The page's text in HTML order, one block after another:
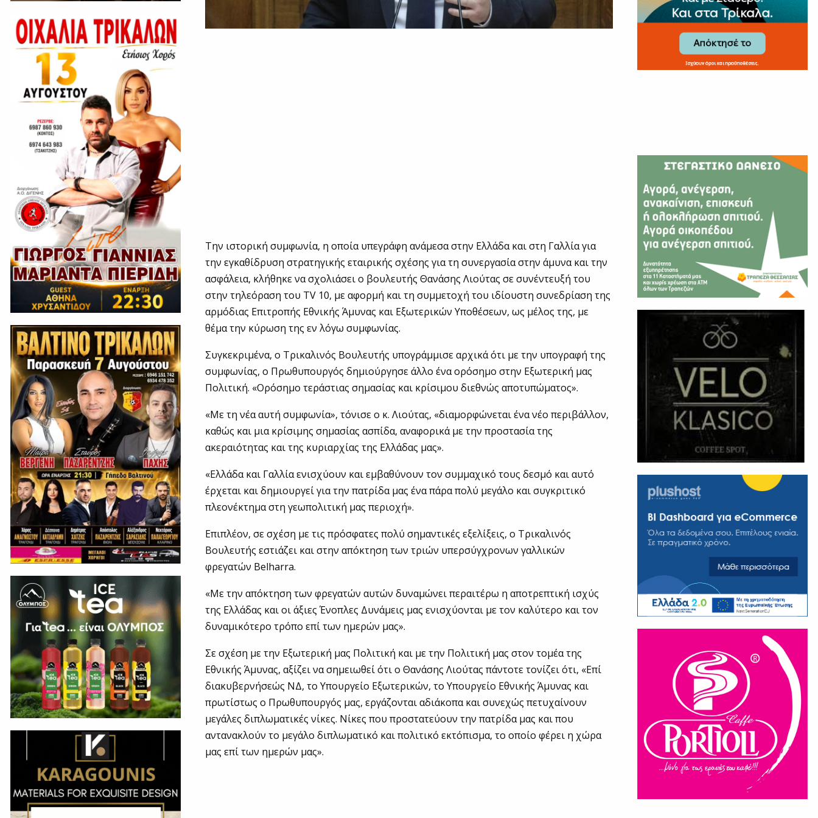
Την ιστορική συμφωνία, η οποία υπεγράφη ανάμεσα στην Ελλάδα και στη Γαλλία για
την εγκαθίδρυση στρατηγικής εταιρικής σχέσης για τη συνεργασία στην άμυνα και την
ασφάλεια, κλήθηκε να σχολιάσει ο βουλευτής Θανάσης Λιούτας σε συνέντευξή του
στην τηλεόραση του TV 10, με αφορμή και τη συμμετοχή του ιδίουστη συνεδρίαση της
αρμόδιας Επιτροπής Εθνικής Άμυνας και Εξωτερικών Υποθέσεων, ως μέλος της, με
θέμα την κύρωση της εν λόγω συμφωνίας.
Συγκεκριμένα, ο Τρικαλινός Βουλευτής υπογράμμισε αρχικά ότι με την υπογραφή της
συμφωνίας, ο Πρωθυπουργός δημιούργησε άλλο ένα ορόσημο στην Εξωτερική μας
Πολιτική. «Ορόσημο τεράστιας σημασίας και κρίσιμου διεθνώς αποτυπώματος».
«Με τη νέα αυτή συμφωνία», τόνισε ο κ. Λιούτας, «διαμορφώνεται ένα νέο περιβάλλον,
καθώς και μια κρίσιμης σημασίας ασπίδα, αναφορικά με την προστασία της
ακεραιότητας και της κυριαρχίας της Ελλάδας μας».
«Ελλάδα και Γαλλία ενισχύουν και εμβαθύνουν τον συμμαχικό τους δεσμό και αυτό
έρχεται και δημιουργεί για την πατρίδα μας ένα πάρα πολύ μεγάλο και συγκριτικό
πλεονέκτημα στη γεωπολιτική μας περιοχή».
Επιπλέον, σε σχέση με τις πρόσφατες πολύ σημαντικές εξελίξεις, ο Τρικαλινός
Βουλευτής εστιάζει και στην απόκτηση των τριών υπερσύγχρονων γαλλικών
φρεγατών Belharra.
«Με την απόκτηση των φρεγατών αυτών δυναμώνει περαιτέρω η αποτρεπτική ισχύς
της Ελλάδας και οι άξιες Ένοπλες Δυνάμεις μας ενισχύονται με τον καλύτερο και τον
δυναμικότερο τρόπο επί των ημερών μας».
Σε σχέση με την Εξωτερική μας Πολιτική και με την Πολιτική μας στον τομέα της
Εθνικής Άμυνας, αξίζει να σημειωθεί ότι ο Θανάσης Λιούτας πάντοτε τονίζει ότι, «Επί
διακυβερνήσεώς ΝΔ, το Υπουργείο Εξωτερικών, το Υπουργείο Εθνικής Άμυνας και
πρωτίστως ο Πρωθυπουργός μας, εργάζονται αδιάκοπα και συνεχώς πετυχαίνουν
μεγάλες διπλωματικές νίκες. Νίκες που προστατεύουν την πατρίδα μας και που
αντανακλούν το μεγάλο διπλωματικό και πολιτικό εκτόπισμα, το οποίο φέρει η χώρα
μας επί των ημερών μας».